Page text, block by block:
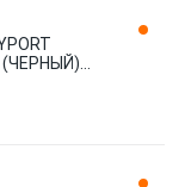
(ЧЕРНЫЙ)